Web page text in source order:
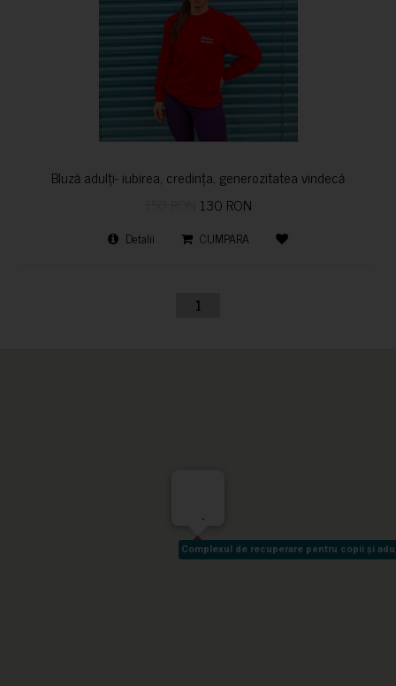
Bluză adulți- iubirea, credința, generozitatea vindecă
130 RON
Detalii CUMPARA
1
Complexul de recuperare pentru copii și
Complexul de recuperare pentru copii și
-